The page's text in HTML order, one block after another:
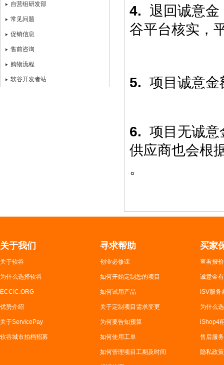
自营组研发部
常见问题
促销信息
售前咨询
购物流程
软谷开发者站
4. 退回诚意
谷平台核实，
5. 项目诚意金
6. 项目无诚意
供应商也会根
。
关于我们
关于软谷
为什么选择软谷
ECCIC.ORG
优势介绍
关于ServicePay
软谷城市拍档招募
寻求帮助
创业必修课
如何开始定制您的项目
如何试用产品
关于定制项目需求变更
为何要告知预算
如何使用工单
如何管理项目工期及时间
买家
查看报
诚意金
ISV服务
为什么
iShop4
售后服务
隐私政策